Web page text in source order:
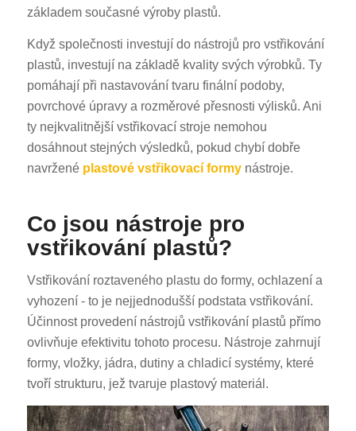
základem současné výroby plastů.
Když společnosti investují do nástrojů pro vstřikování
plastů, investují na základě kvality svých výrobků. Ty
pomáhají při nastavování tvaru finální podoby,
povrchové úpravy a rozměrové přesnosti výlisků. Ani
ty nejkvalitnější vstřikovací stroje nemohou
dosáhnout stejných výsledků, pokud chybí dobře
navržené plastové vstřikovací formynástroje.
Co jsou nástroje pro
vstřikování plastů?
Vstřikování roztaveného plastu do formy, ochlazení a
vyhození - to je nejjednodušší podstata vstřikování.
Účinnost provedení nástrojů vstřikování plastů přímo
ovlivňuje efektivitu tohoto procesu. Nástroje zahrnují
formy, vložky, jádra, dutiny a chladicí systémy, které
tvoří strukturu, jež tvaruje plastový materiál.